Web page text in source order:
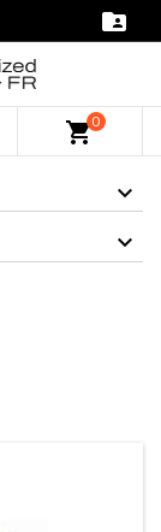

shopping_cart0